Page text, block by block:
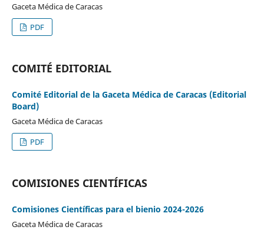
Gaceta Médica de Caracas
PDF
COMITÉ EDITORIAL
Comité Editorial de la Gaceta Médica de Caracas (Editorial
Board)
Gaceta Médica de Caracas
PDF
COMISIONES CIENTÍFICAS
Comisiones Científicas para el bienio 2024-2026
Gaceta Médica de Caracas